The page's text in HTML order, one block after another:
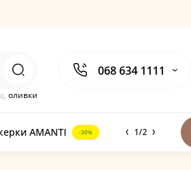
068 634 1111
оливки
AMANTI -30% 1/2